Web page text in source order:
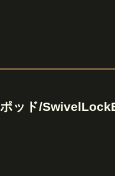
ポッド/